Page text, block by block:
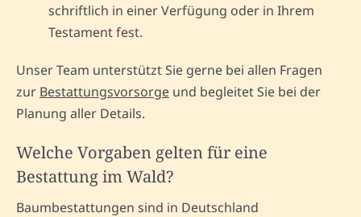
schriftlich in einer Verfügung oder in Ihrem
Testament fest.
Unser Team unterstützt Sie gerne bei allen Fragen
zur Bestattungsvorsorge und begleitet Sie bei der
Planung aller Details.
Welche Vorgaben gelten für eine
Bestattung im Wald?
Baumbestattungen sind in Deutschland